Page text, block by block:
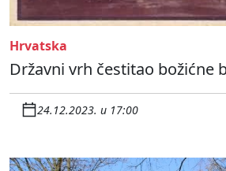
Hrvatska
Državni vrh čestitao božićne
24.12.2023. u 17:00